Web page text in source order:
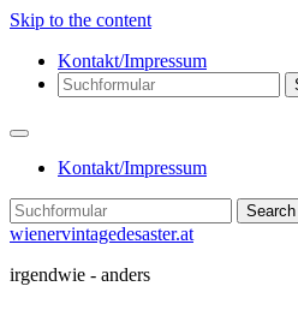
Skip to the content
Kontakt/Impressum
Kontakt/Impressum
Search
wienervintagedesaster.at
irgendwie - anders